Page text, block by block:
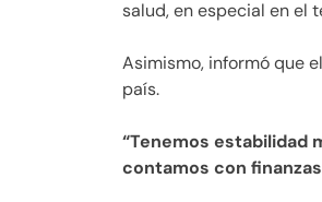
salud, en especial en el
Asimismo, informó que
país.
“Tenemos estabilidad
contamos con